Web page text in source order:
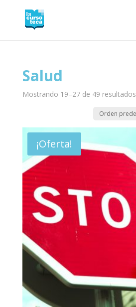
Salud
Mostrando 19–27 de 49 resultados
¡Oferta!